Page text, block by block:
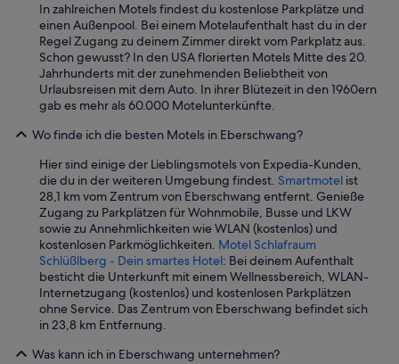
In zahlreichen Motels findest du kostenlose Parkplätze und
einen Außenpool. Bei einem Motelaufenthalt hast du in der
Regel Zugang zu deinem Zimmer direkt vom Parkplatz aus.
Schon gewusst? In den USA florierten Motels Mitte des 20.
Jahrhunderts mit der zunehmenden Beliebtheit von
Urlaubsreisen mit dem Auto. In ihrer Blütezeit in den 1960ern
gab es mehr als 60.000 Motelunterkünfte.
Wo finde ich die besten Motels in Eberschwang?
Hier sind einige der Lieblingsmotels von Expedia-Kunden,
die du in der weiteren Umgebung findest. Smartmotel ist
28,1 km vom Zentrum von Eberschwang entfernt. Genieße
Zugang zu Parkplätzen für Wohnmobile, Busse und LKW
sowie zu Annehmlichkeiten wie WLAN (kostenlos) und
kostenlosen Parkmöglichkeiten. Motel Schlafraum
Schlüßlberg - Dein smartes Hotel: Bei deinem Aufenthalt
besticht die Unterkunft mit einem Wellnessbereich, WLAN-
Internetzugang (kostenlos) und kostenlosen Parkplätzen
ohne Service. Das Zentrum von Eberschwang befindet sich
in 23,8 km Entfernung.
Was kann ich in Eberschwang unternehmen?